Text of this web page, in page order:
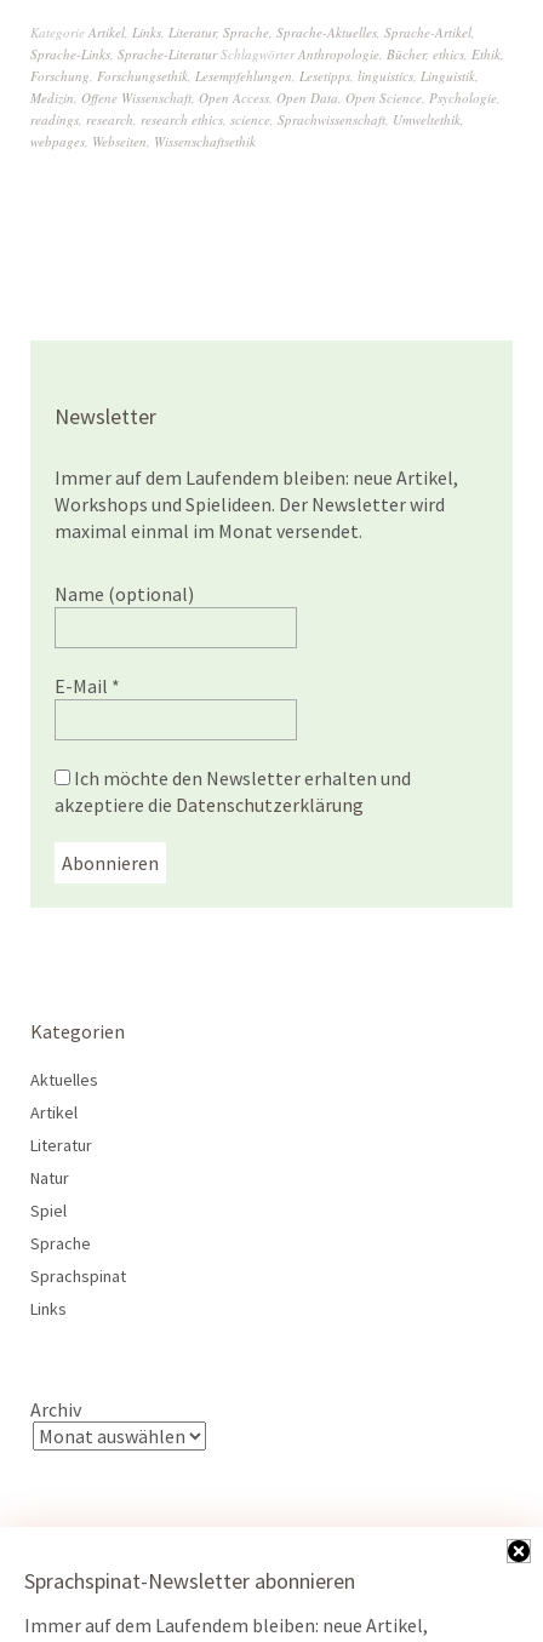
Kategorie Artikel Links Literatur, Sprache Sprache-Aktuelles Sprache-Artikel
Sprache-Links Sprache-Literatur SchlagwörterAnthropologie Bücher, ethics Ethik
Forschung Forschungsethik Lesempfehlungen Lesetipps linguistics Linguistik
Medizin Offene Wissenschaft Open Access Open Data Open Science Psychologie
readings research research ethics science Sprachwissenschaft Umweltethik
webpages Webseiten Wissenschaftsethik
Newsletter
Immer auf dem Laufendem bleiben: neue Artikel,
Workshops und Spielideen. Der Newsletter wird
maximal einmal im Monat versendet.
Name (optional)
E-Mail *
Ich möchte den Newsletter erhalten und
akzeptiere die Datenschutzerklärung
Kategorien
Aktuelles
Artikel
Literatur
Natur
Spiel
Sprache
Sprachspinat
Links
Archiv
Sprachspinat-Newsletter abonnieren
Immer auf dem Laufendem bleiben: neue Artikel,